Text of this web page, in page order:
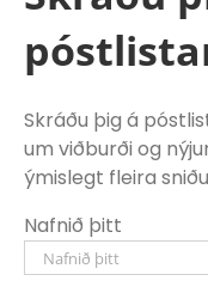
SÖLUDEILD –
Þverholti 6, 270
isband@isband.is
Opið virka daga
Lokað á
Skráðu þig á
um viðburði og
ýmislegt fleira
Nafnið þitt